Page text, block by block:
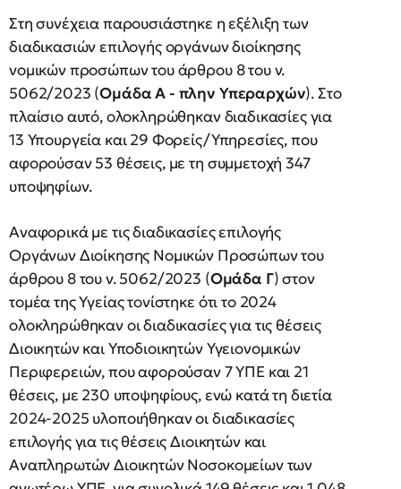
Στη συνέχεια παρουσιάστηκε η εξέλιξη των
διαδικασιών επιλογής οργάνων διοίκησης
νομικών προσώπων του άρθρου 8 του ν.
5062/2023 (Ομάδα Α - πλην Υπεραρχών). Στο
πλαίσιο αυτό, ολοκληρώθηκαν διαδικασίες για
13 Υπουργεία και 29 Φορείς/Υπηρεσίες, που
αφορούσαν 53 θέσεις, με τη συμμετοχή 347
υποψηφίων.
Αναφορικά με τις διαδικασίες επιλογής
Οργάνων Διοίκησης Νομικών Προσώπων του
άρθρου 8 του ν. 5062/2023 (Ομάδα Γ) στον
τομέα της Υγείας τονίστηκε ότι το 2024
ολοκληρώθηκαν οι διαδικασίες για τις θέσεις
Διοικητών και Υποδιοικητών Υγειονομικών
Περιφερειών, που αφορούσαν 7 ΥΠΕ και 21
θέσεις, με 230 υποψηφίους, ενώ κατά τη διετία
2024-2025 υλοποιήθηκαν οι διαδικασίες
επιλογής για τις θέσεις Διοικητών και
Αναπληρωτών Διοικητών Νοσοκομείων των